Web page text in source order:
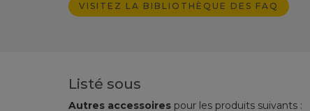
VISITEZ LA BIBLIOTHÈQUE DES FAQ
Listé sous
Autres accessoirespour les produits suivants :